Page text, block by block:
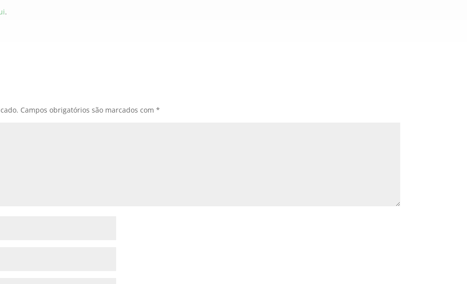
.
Campos obrigatórios são marcados com*